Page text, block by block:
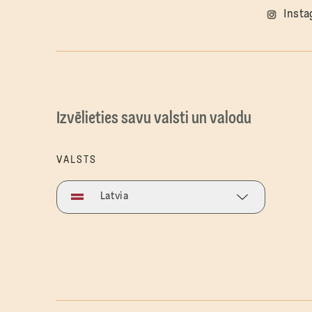
Izvēlieties savu valsti un valodu
VALSTS
Latvia